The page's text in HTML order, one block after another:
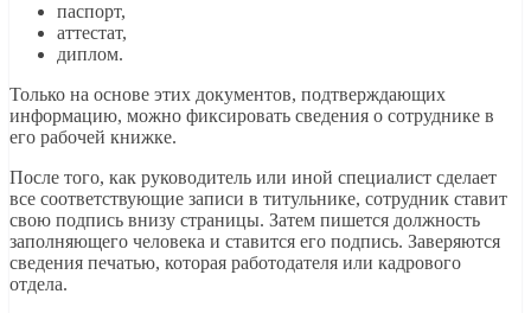
паспорт,
аттестат,
диплом.
Только на основе этих документов, подтверждающих
информацию, можно фиксировать сведения о сотруднике в
его рабочей книжке.
После того, как руководитель или иной специалист сделает
все соответствующие записи в титульнике, сотрудник ставит
свою подпись внизу страницы. Затем пишется должность
заполняющего человека и ставится его подпись. Заверяются
сведения печатью, которая работодателя или кадрового
отдела.